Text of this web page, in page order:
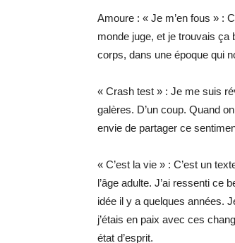
Amoure : « Je m’en fous » :
monde juge, et je trouvais ça
corps, dans une époque qui
« Crash test » : Je me suis
galères. D’un coup. Quand
envie de partager ce
« C’est la vie » : C’est un
l’âge adulte. J’ai ressenti ce
idée il y a quelques années.
j’étais en paix avec ces
état d’esprit.